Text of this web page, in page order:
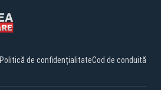
Politică de confidențialitateCod de conduită